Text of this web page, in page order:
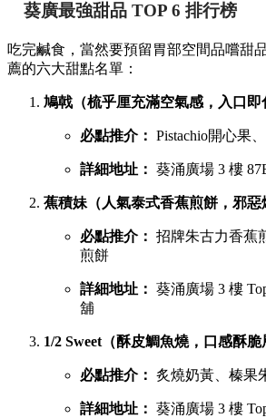
葵廣最強甜品 TOP 6 排行榜
吃完鹹食，當然要預留胃部空間品嚐甜
薦的六大甜點名單：
鳩戟（梳乎厘充滿空氣感，入口即
必點推介： Pistachio開心果
詳細地址： 葵涌廣場 3 樓
蕉積妹（人氣泰式香蕉煎餅，邪惡
必點推介： 招牌朱古力香蕉
煎餅
詳細地址： 葵涌廣場 3 樓
舖
1/2 Sweet（酥皮鯛魚燒，口感酥脆
必點推介： 炙燒奶黃、榛果
詳細地址： 葵涌廣場 3 樓